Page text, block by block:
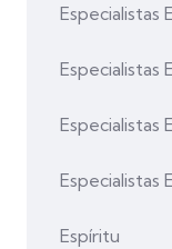
Especialistas
Especialistas
Especialistas
Especialistas
Espíritu